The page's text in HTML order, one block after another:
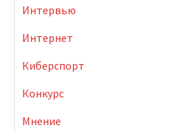
Интервью
Интернет
Киберспорт
Конкурс
Мнение